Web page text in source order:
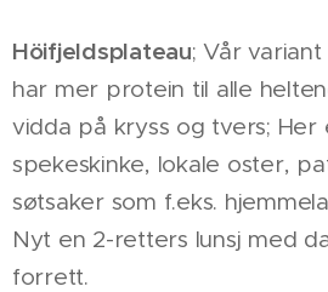
Höifjeldsplateau; Vår
har mer protein til alle
vidda på kryss og tvers; Her
spekeskinke, lokale oster,
søtsaker som f.eks.
Nyt en 2-retters lunsj med
forrett.